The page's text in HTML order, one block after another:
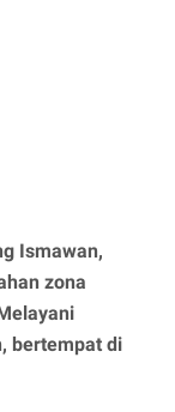
Ismawan,
zona
bertempat di